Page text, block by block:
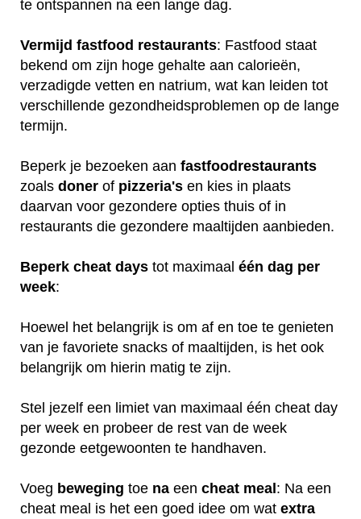
te ontspannen na een lange dag.
Vermijd fastfood restaurants: Fastfood staat
bekend om zijn hoge gehalte aan calorieën,
verzadigde vetten en natrium, wat kan leiden tot
verschillende gezondheidsproblemen op de lange
termijn.
Beperk je bezoeken aan fastfoodrestaurants
zoals doner of pizzeria's en kies in plaats
daarvan voor gezondere opties thuis of in
restaurants die gezondere maaltijden aanbieden.
Beperk cheat days tot maximaal één dag per
week:
Hoewel het belangrijk is om af en toe te genieten
van je favoriete snacks of maaltijden, is het ook
belangrijk om hierin matig te zijn.
Stel jezelf een limiet van maximaal één cheat day
per week en probeer de rest van de week
gezonde eetgewoonten te handhaven.
Voeg beweging toe na een cheat meal: Na een
cheat meal is het een goed idee om wat extra